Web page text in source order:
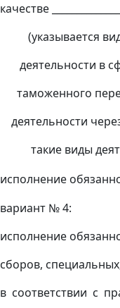
качестве
(указывается вид
деятельности в
таможенного
деятельности
такие виды
исполнение
вариант № 4:
исполнение
сборов,
в соответствии с